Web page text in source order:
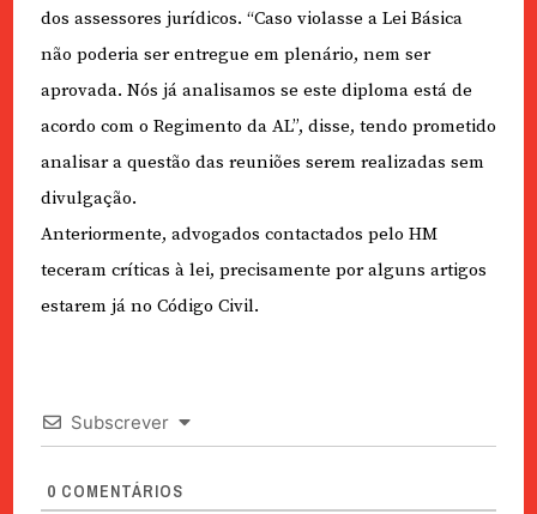
dos assessores jurídicos. “Caso violasse a Lei Básica
não poderia ser entregue em plenário, nem ser
aprovada. Nós já analisamos se este diploma está de
acordo com o Regimento da AL”, disse, tendo prometido
analisar a questão das reuniões serem realizadas sem
divulgação.
Anteriormente, advogados contactados pelo HM
teceram críticas à lei, precisamente por alguns artigos
estarem já no Código Civil.
Subscrever
0 COMENTÁRIOS